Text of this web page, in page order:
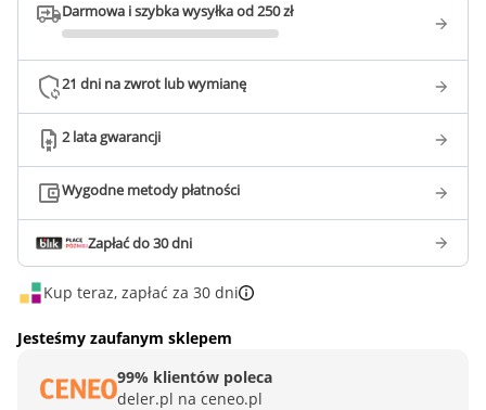
Darmowa i szybka wysyłka od 250 zł
21 dni na zwrot lub wymianę
2 lata gwarancji
Wygodne metody płatności
Zapłać do 30 dni
Kup teraz, zapłać za 30 dni
Jesteśmy zaufanym sklepem
99% klientów poleca
deler.pl na ceneo.pl